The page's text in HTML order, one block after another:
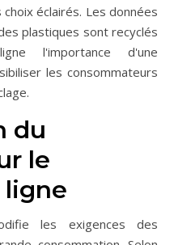
éclairés. Les données
plastiques sont recyclés
l'importance d'une
les consommateurs
du
le
ligne
les exigences des